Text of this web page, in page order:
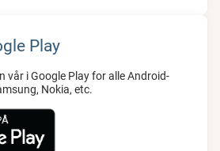
Play
vår i Google Play for alle Android-
Nokia, etc.